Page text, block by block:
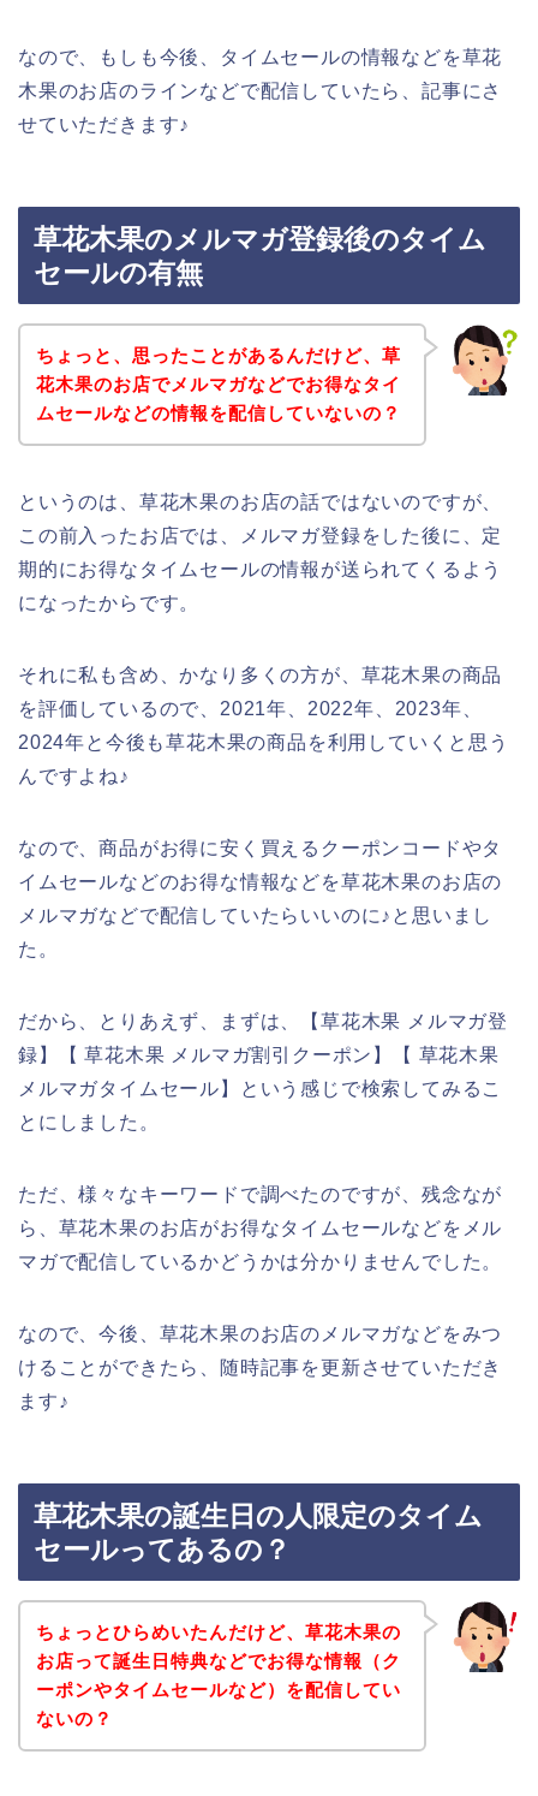
なので、もしも今後、タイムセールの情報などを草花
木果のお店のラインなどで配信していたら、記事にさ
せていただきます♪
草花木果のメルマガ登録後のタイム
セールの有無
ちょっと、思ったことがあるんだけど、草
花木果のお店でメルマガなどでお得なタイ
ムセールなどの情報を配信していないの？
というのは、草花木果のお店の話ではないのですが、
この前入ったお店では、メルマガ登録をした後に、定
期的にお得なタイムセールの情報が送られてくるよう
になったからです。
それに私も含め、かなり多くの方が、草花木果の商品
を評価しているので、2021年、2022年、2023年、
2024年と今後も草花木果の商品を利用していくと思う
んですよね♪
なので、商品がお得に安く買えるクーポンコードやタ
イムセールなどのお得な情報などを草花木果のお店の
メルマガなどで配信していたらいいのに♪と思いまし
た。
だから、とりあえず、まずは、【草花木果 メルマガ登
録】【 草花木果 メルマガ割引クーポン】【 草花木果
メルマガタイムセール】という感じで検索してみるこ
とにしました。
ただ、様々なキーワードで調べたのですが、残念なが
ら、草花木果のお店がお得なタイムセールなどをメル
マガで配信しているかどうかは分かりませんでした。
なので、今後、草花木果のお店のメルマガなどをみつ
けることができたら、随時記事を更新させていただき
ます♪
草花木果の誕生日の人限定のタイム
セールってあるの？
ちょっとひらめいたんだけど、草花木果の
お店って誕生日特典などでお得な情報（ク
ーポンやタイムセールなど）を配信してい
ないの？